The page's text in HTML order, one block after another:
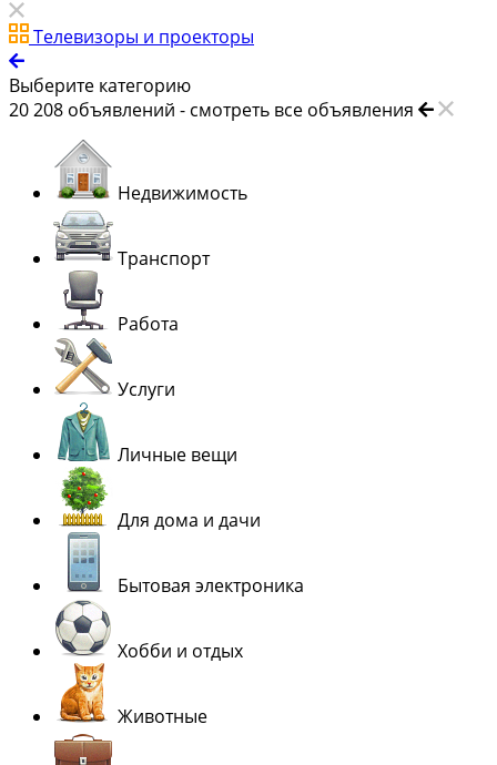
Телевизоры и проекторы
Выберите категорию
20 208 объявлений - смотреть все объявления
Недвижимость
Транспорт
Работа
Услуги
Личные вещи
Для дома и дачи
Бытовая электроника
Хобби и отдых
Животные